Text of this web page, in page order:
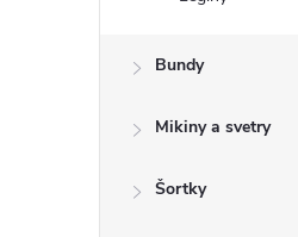
Bundy
Mikiny a svetry
Šortky